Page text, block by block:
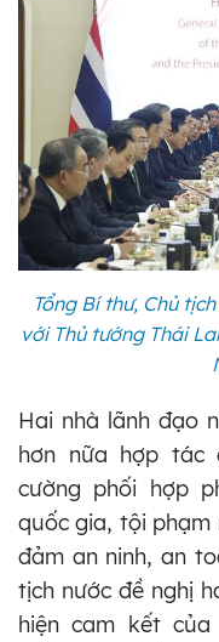
Tổng Bí thư, Chủ
với Thủ tướng Thái
Hai nhà lãnh đạo
hơn nữa hợp tác
cường phối hợp
quốc gia, tội
đảm an ninh, an
tịch nước đề nghị
hiện cam kết